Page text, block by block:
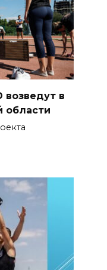
возведут в
области